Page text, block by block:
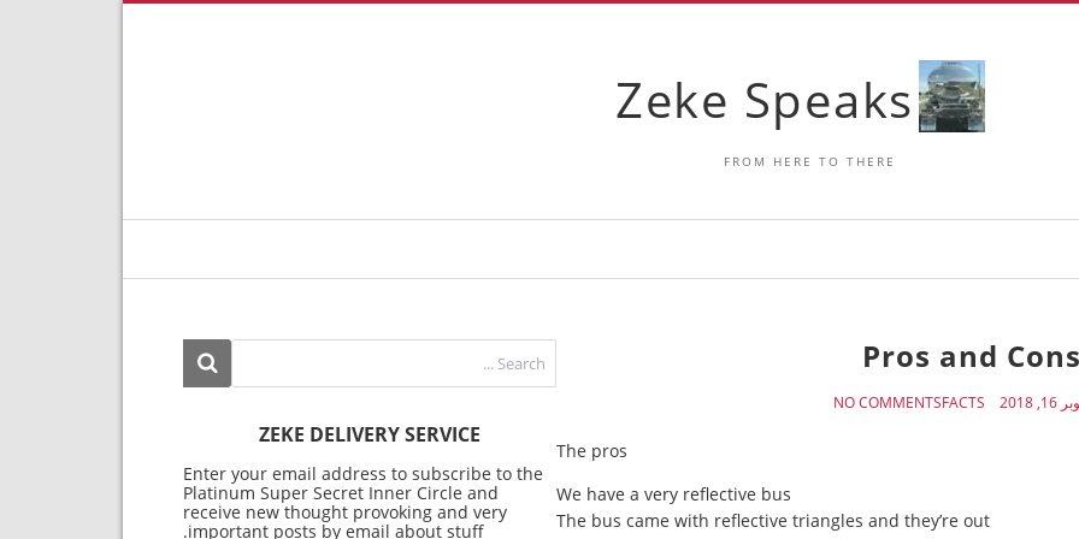
Zeke Speaks
FROM HERE TO THERE
Pros and Cons
2018
FACTS
NO COMMENTS
The pros
We have a very reflective bus
The bus came with reflective triangles and they’re out
ZEKE DELIVERY SERVICE
Enter your email address to subscribe to the
Platinum Super Secret Inner Circle and
receive new thought provoking and very
important posts by email about stuff.